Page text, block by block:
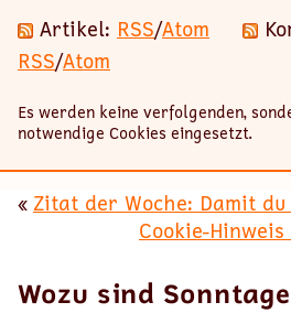
Artikel: RSS/Atom
RSS/Atom
Es werden keine verfolgenden,
notwendige Cookies eingesetzt.
« Zitat der Woche: Damit du
Cookie-
Wozu sind